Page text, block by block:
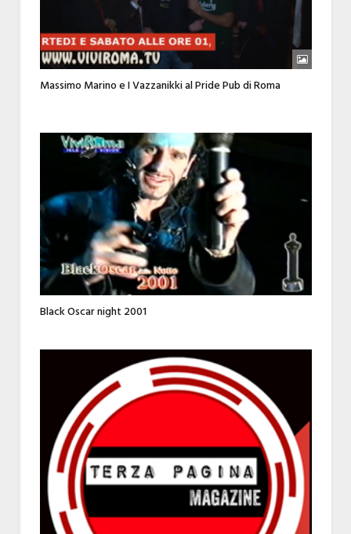
Massimo Marino e I Vazzanikki al Pride Pub di Roma
Black Oscar night 2001